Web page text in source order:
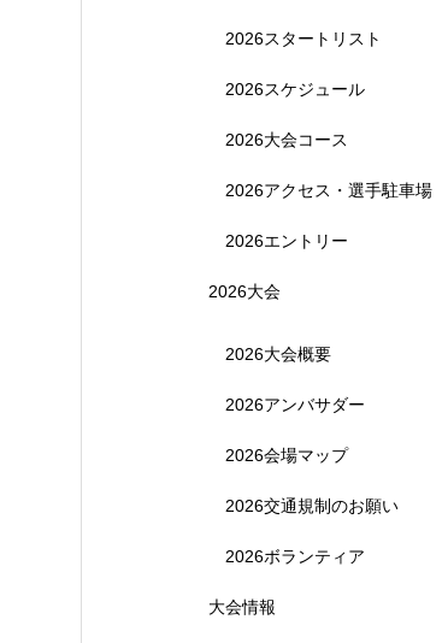
【受付終了】参加費無料! 5月6日(
2026スタートリスト
2026スケジュール
2026大会コース
2026アクセス・選手駐車場
2026エントリー
2026大会
2026大会概要
2026アンバサダー
2026会場マップ
2026交通規制のお願い
2026ボランティア
大会情報